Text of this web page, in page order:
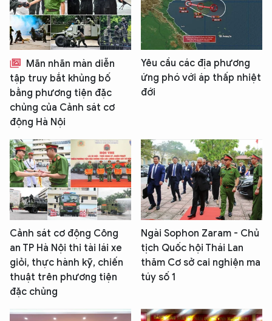
Mãn nhãn màn diễn
tập truy bắt khủng bố
bằng phương tiện đặc
chủng của Cảnh sát cơ
động Hà Nội
Yêu cầu các địa phương
ứng phó với áp thấp nhiệt
đới
Cảnh sát cơ động Công
an TP Hà Nội thi tài lái xe
giỏi, thực hành kỹ, chiến
thuật trên phương tiện
đặc chủng
Ngài Sophon Zaram - Chủ
tịch Quốc hội Thái Lan
thăm Cơ sở cai nghiện ma
túy số 1